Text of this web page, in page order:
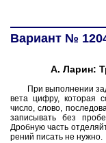
Вариант №
А. Ларин:
При вы­пол­не­нии
ве­та цифру, ко­то­рая
число, слово,
за­пи­сы­вать без
Дроб­ную часть
ре­ний пи­сать не нужно.